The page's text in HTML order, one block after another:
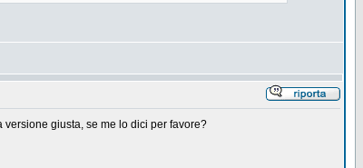
giusta, se me lo dici per favore?